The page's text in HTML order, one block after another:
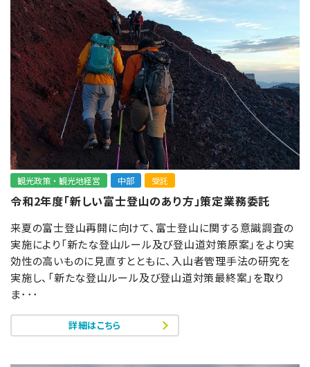
観光政策・観光地経営 中部 受託
令和2年度「新しい富士登山のあり方」策定業務委託
来夏の富士登山再開に向けて、富士登山に関する意識調査の
実施により「新たな登山ルール及び登山道対策原案」をより実
効性の高いものに見直すとともに、入山者管理手法の研究を
実施し、「新たな登山ルール及び登山道対策最終案」を取り
ま･･･
詳細はこちら